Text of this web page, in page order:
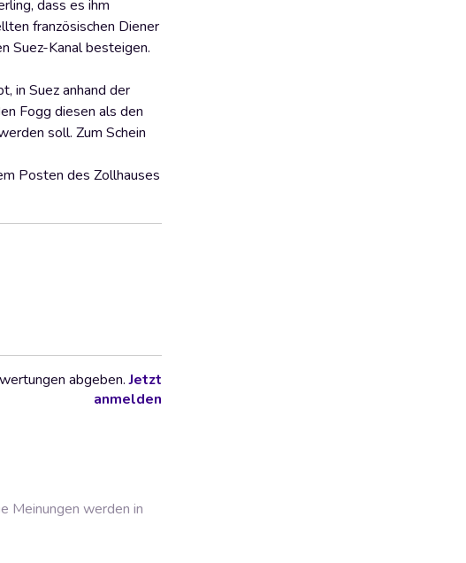
dass es ihm
französischen Diener
Suez-Kanal besteigen.
in Suez anhand der
Fogg diesen als den
soll. Zum Schein
Posten des Zollhauses
abgeben.Jetzt
anmelden
Meinungen werden in